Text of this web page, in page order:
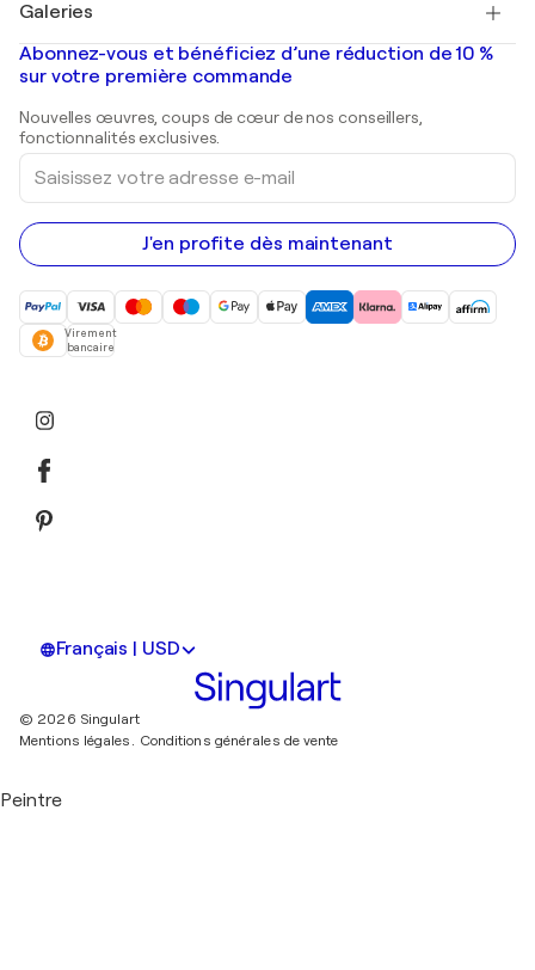
Banksy
Mr. Brainwash
Shepard Fairey
Tableaux abstraits à vendre
Peintures de paysage
Estampes
Peintures acryliques
Galeries
Galeries d'art en France
Galeries d'art en Belgique
Abonnez-vous et bénéficiez d’une réduction de 10 %
sur votre première commande
Nouvelles œuvres, coups de cœur de nos conseillers,
fonctionnalités exclusives.
Saisissez
votre
adresse
e-
mail
J'en profite dès maintenant
Virement
bancaire
Français | USD
© 2026 Singulart
Mentions légales. Conditions générales de vente
Peintre